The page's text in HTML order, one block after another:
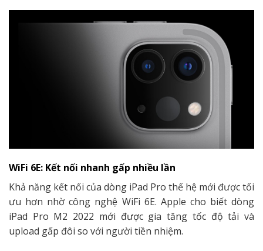
WiFi 6E: Kết nối nhanh gấp nhiều lần
Khả năng kết nối của dòng iPad Pro thế hệ mới được tối
ưu hơn nhờ công nghệ WiFi 6E. Apple cho biết dòng
iPad Pro M2 2022 mới được gia tăng tốc độ tải và
upload gấp đôi so với người tiền nhiệm.